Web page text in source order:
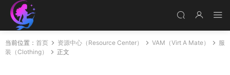
当前位置： 首页 资源中心（Resource Center） VAM（Virt A Mate）
服
装（Clothing）
正文